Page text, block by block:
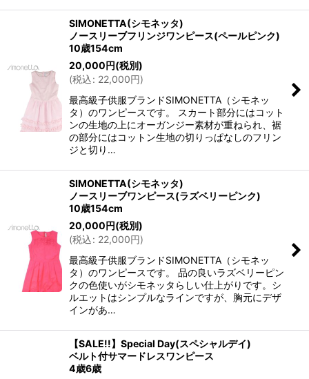
SIMONETTA(シモネッタ)
ノースリーブフリンジワンピース(ペールピンク)
10歳154cm
20,000円(税別)
(税込: 22,000円)
最高級子供服ブランドSIMONETTA（シモネッ
タ）のワンピースです。 スカート部分にはコット
ンの生地の上にオーガンジー素材が重ねられ、裾
の部分にはコットン生地の切りっぱなしのフリン
ジと切り…
SIMONETTA(シモネッタ)
ノースリーブワンピース(ラズベリーピンク)
10歳154cm
20,000円(税別)
(税込: 22,000円)
最高級子供服ブランドSIMONETTA（シモネッ
タ）のワンピースです。 品の良いラズベリーピン
クの色使いがシモネッタらしい仕上がりです。シ
ルエットはシンプルなラインですが、胸元にデザ
インがあ…
【SALE!!】Special Day(スペシャルデイ)
ベルト付サマードレスワンピース
4歳6歳